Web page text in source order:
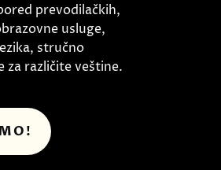
prevodilačkih,
usluge,
stručno
za različite veštine.